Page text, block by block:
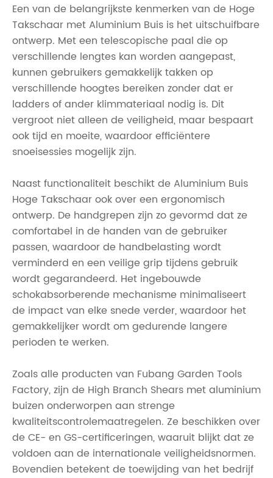
Een van de belangrijkste kenmerken van de Hoge
Takschaar met Aluminium Buis is het uitschuifbare
ontwerp. Met een telescopische paal die op
verschillende lengtes kan worden aangepast,
kunnen gebruikers gemakkelijk takken op
verschillende hoogtes bereiken zonder dat er
ladders of ander klimmateriaal nodig is. Dit
vergroot niet alleen de veiligheid, maar bespaart
ook tijd en moeite, waardoor efficiëntere
snoeisessies mogelijk zijn.
Naast functionaliteit beschikt de Aluminium Buis
Hoge Takschaar ook over een ergonomisch
ontwerp. De handgrepen zijn zo gevormd dat ze
comfortabel in de handen van de gebruiker
passen, waardoor de handbelasting wordt
verminderd en een veilige grip tijdens gebruik
wordt gegarandeerd. Het ingebouwde
schokabsorberende mechanisme minimaliseert
de impact van elke snede verder, waardoor het
gemakkelijker wordt om gedurende langere
perioden te werken.
Zoals alle producten van Fubang Garden Tools
Factory, zijn de High Branch Shears met aluminium
buizen onderworpen aan strenge
kwaliteitscontrolemaatregelen. Ze beschikken over
de CE- en GS-certificeringen, waaruit blijkt dat ze
voldoen aan de internationale veiligheidsnormen.
Bovendien betekent de toewijding van het bedrijf